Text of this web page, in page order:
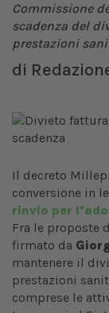
Commissione
scadenza del
prestazioni
di
Il decreto
conversione in
rinvio per
Fra le proposte
firmato da
mantenere il
prestazioni
comprese le